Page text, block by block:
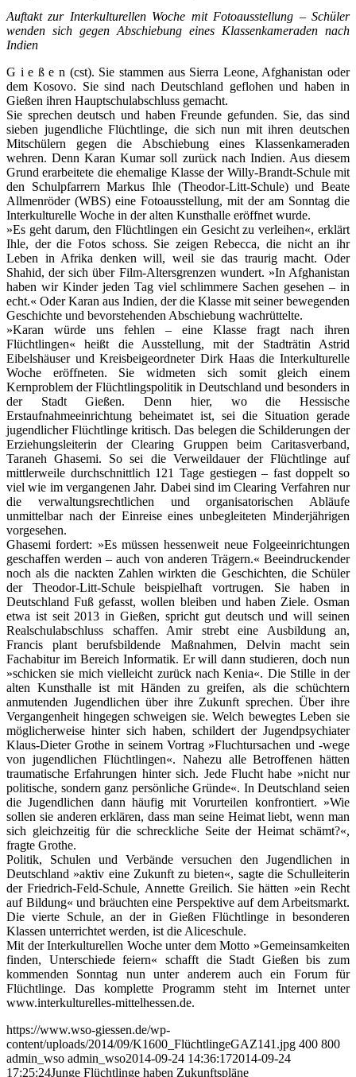
Auftakt zur Interkulturellen Woche mit Fotoausstellung – Schüler
wenden sich gegen Abschiebung eines Klassenkameraden nach
Indien
G i e ß e n (cst). Sie stammen aus Sierra Leone, Afghanistan oder
dem Kosovo. Sie sind nach Deutschland geflohen und haben in
Gießen ihren Hauptschulabschluss gemacht.
Sie sprechen deutsch und haben Freunde gefunden. Sie, das sind
sieben jugendliche Flüchtlinge, die sich nun mit ihren deutschen
Mitschülern gegen die Abschiebung eines Klassenkameraden
wehren. Denn Karan Kumar soll zurück nach Indien. Aus diesem
Grund erarbeitete die ehemalige Klasse der Willy-Brandt-Schule mit
den Schulpfarrern Markus Ihle (Theodor-Litt-Schule) und Beate
Allmenröder (WBS) eine Fotoausstellung, mit der am Sonntag die
Interkulturelle Woche in der alten Kunsthalle eröffnet wurde.
»Es geht darum, den Flüchtlingen ein Gesicht zu verleihen«, erklärt
Ihle, der die Fotos schoss. Sie zeigen Rebecca, die nicht an ihr
Leben in Afrika denken will, weil sie das traurig macht. Oder
Shahid, der sich über Film-Altersgrenzen wundert. »In Afghanistan
haben wir Kinder jeden Tag viel schlimmere Sachen gesehen – in
echt.« Oder Karan aus Indien, der die Klasse mit seiner bewegenden
Geschichte und bevorstehenden Abschiebung wachrüttelte.
»Karan würde uns fehlen – eine Klasse fragt nach ihren
Flüchtlingen« heißt die Ausstellung, mit der Stadträtin Astrid
Eibelshäuser und Kreisbeigeordneter Dirk Haas die Interkulturelle
Woche eröffneten. Sie widmeten sich somit gleich einem
Kernproblem der Flüchtlingspolitik in Deutschland und besonders in
der Stadt Gießen. Denn hier, wo die Hessische
Erstaufnahmeeinrichtung beheimatet ist, sei die Situation gerade
jugendlicher Flüchtlinge kritisch. Das belegen die Schilderungen der
Erziehungsleiterin der Clearing Gruppen beim Caritasverband,
Taraneh Ghasemi. So sei die Verweildauer der Flüchtlinge auf
mittlerweile durchschnittlich 121 Tage gestiegen – fast doppelt so
viel wie im vergangenen Jahr. Dabei sind im Clearing Verfahren nur
die verwaltungsrechtlichen und organisatorischen Abläufe
unmittelbar nach der Einreise eines unbegleiteten Minderjährigen
vorgesehen.
Ghasemi fordert: »Es müssen hessenweit neue Folgeeinrichtungen
geschaffen werden – auch von anderen Trägern.« Beeindruckender
noch als die nackten Zahlen wirkten die Geschichten, die Schüler
der Theodor-Litt-Schule beispielhaft vortrugen. Sie haben in
Deutschland Fuß gefasst, wollen bleiben und haben Ziele. Osman
etwa ist seit 2013 in Gießen, spricht gut deutsch und will seinen
Realschulabschluss schaffen. Amir strebt eine Ausbildung an,
Francis plant berufsbildende Maßnahmen, Delvin macht sein
Fachabitur im Bereich Informatik. Er will dann studieren, doch nun
»schicken sie mich vielleicht zurück nach Kenia«. Die Stille in der
alten Kunsthalle ist mit Händen zu greifen, als die schüchtern
anmutenden Jugendlichen über ihre Zukunft sprechen. Über ihre
Vergangenheit hingegen schweigen sie. Welch bewegtes Leben sie
möglicherweise hinter sich haben, schildert der Jugendpsychiater
Klaus-Dieter Grothe in seinem Vortrag »Fluchtursachen und -wege
von jugendlichen Flüchtlingen«. Nahezu alle Betroffenen hätten
traumatische Erfahrungen hinter sich. Jede Flucht habe »nicht nur
politische, sondern ganz persönliche Gründe«. In Deutschland seien
die Jugendlichen dann häufig mit Vorurteilen konfrontiert. »Wie
sollen sie anderen erklären, dass man seine Heimat liebt, wenn man
sich gleichzeitig für die schreckliche Seite der Heimat schämt?«,
fragte Grothe.
Politik, Schulen und Verbände versuchen den Jugendlichen in
Deutschland »aktiv eine Zukunft zu bieten«, sagte die Schulleiterin
der Friedrich-Feld-Schule, Annette Greilich. Sie hätten »ein Recht
auf Bildung« und bräuchten eine Perspektive auf dem Arbeitsmarkt.
Die vierte Schule, an der in Gießen Flüchtlinge in besonderen
Klassen unterrichtet werden, ist die Aliceschule.
Mit der Interkulturellen Woche unter dem Motto »Gemeinsamkeiten
finden, Unterschiede feiern« schafft die Stadt Gießen bis zum
kommenden Sonntag nun unter anderem auch ein Forum für
Flüchtlinge. Das komplette Programm steht im Internet unter
www.interkulturelles-mittelhessen.de.
https://www.wso-giessen.de/wp-
content/uploads/2014/09/K1600_FlüchtlingeGAZ141.jpg 400 800
admin_wso admin_wso2014-09-24 14:36:172014-09-24
17:25:24Junge Flüchtlinge haben Zukunftspläne